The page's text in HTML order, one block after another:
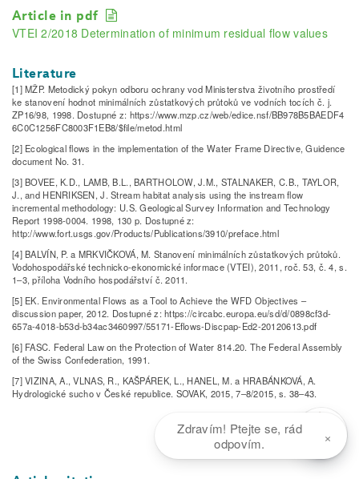
Article in pdf
VTEI 2/2018 Determination of minimum residual flow values
Literature
[1] MŽP. Metodický pokyn odboru ochrany vod Ministerstva životního prostředí
ke stanovení hodnot minimálních zůstatkových průtoků ve vodních tocích č. j.
ZP16/98, 1998. Dostupné z: https://www.mzp.cz/web/edice.nsf/BB978B5BAEDF4
6C0C1256FC8003F1EB8/$file/metod.html
[2] Ecological flows in the implementation of the Water Frame Directive, Guidence
document No. 31.
[3] BOVEE, K.D., LAMB, B.L., BARTHOLOW, J.M., STALNAKER, C.B., TAYLOR,
J., and HENRIKSEN, J. Stream habitat analysis using the instream flow
incremental methodology: U.S. Geological Survey Information and Technology
Report 1998-0004. 1998, 130 p. Dostupné z:
http://www.fort.usgs.gov/Products/Publications/3910/preface.html
[4] BALVÍN, P. a MRKVIČKOVÁ, M. Stanovení minimálních zůstatkových průtoků.
Vodohospodářské technicko-ekonomické informace (VTEI), 2011, roč. 53, č. 4, s.
1–3, příloha Vodního hospodářství č. 2011.
[5] EK. Environmental Flows as a Tool to Achieve the WFD Objectives –
discussion paper, 2012. Dostupné z: https://circabc.europa.eu/sd/d/0898cf3d-
657a-4018-b53d-b34ac3460997/55171-Eflows-Discpap-Ed2-20120613.pdf
[6] FASC. Federal Law on the Protection of Water 814.20. The Federal Assembly
of the Swiss Confederation, 1991.
[7] VIZINA, A., VLNAS, R., KAŠPÁREK, L., HANEL, M. a HRABÁNKOVÁ, A.
Hydrologické sucho v České republice. SOVAK, 2015, 7–8/2015, s. 38–43.
Zdravím! Ptejte se, rád
odpovím.
×